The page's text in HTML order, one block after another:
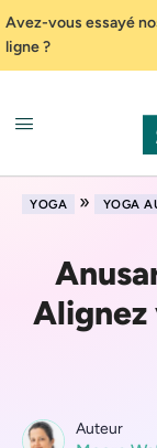
Avez-vous essayé
ligne ?
YOGA » YOGA
Alignez
Auteur